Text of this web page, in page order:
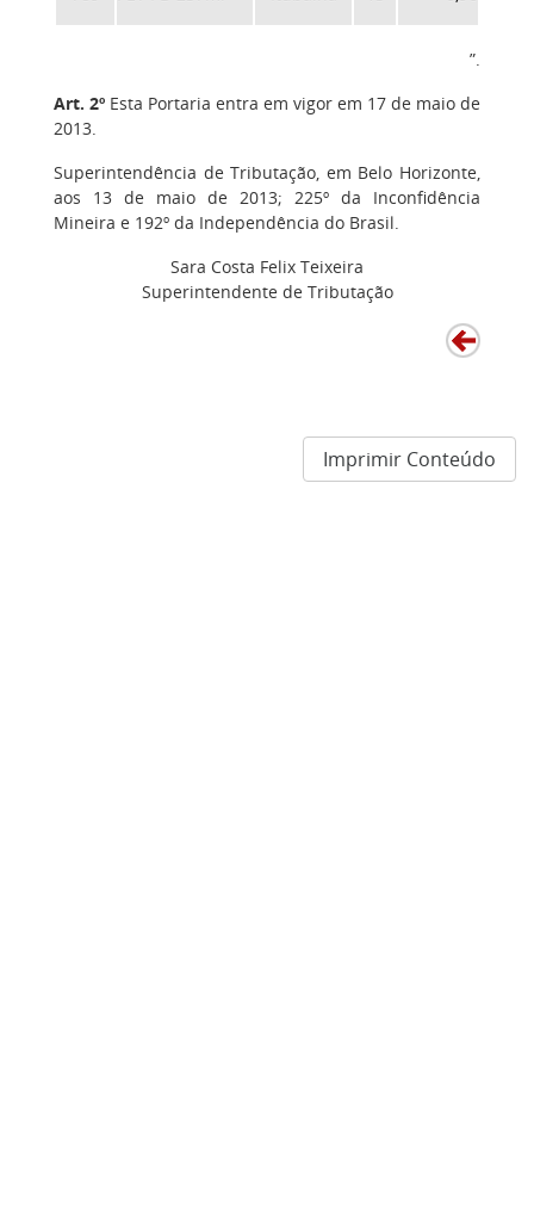
”.
Art. 2º Esta Portaria entra em vigor em 17 de maio de
2013.
Superintendência de Tributação, em Belo Horizonte,
aos 13 de maio de 2013; 225º da Inconfidência
Mineira e 192º da Independência do Brasil.
Sara Costa Felix Teixeira
Superintendente de Tributação
Imprimir Conteúdo